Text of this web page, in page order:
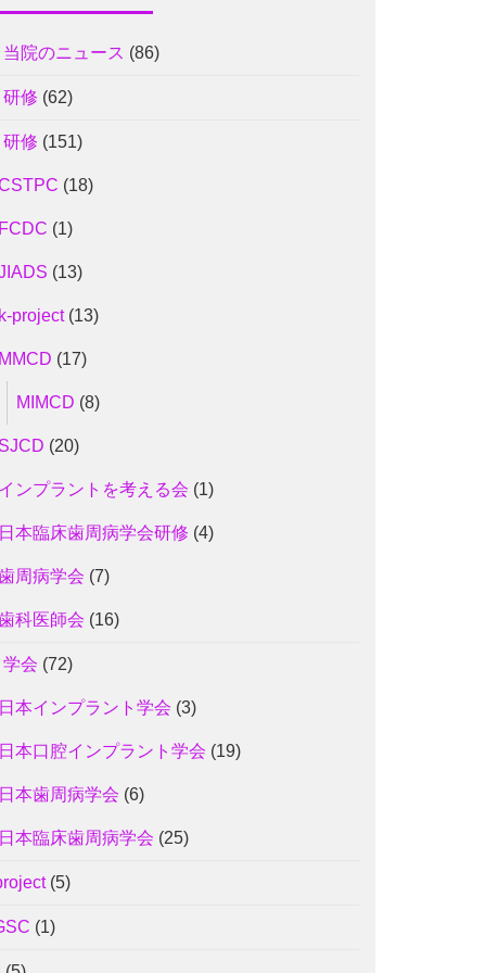
院のニュース (86)
修 (62)
修 (151)
(18)
FCDC (1)
(13)
k-project(13)
MMCD (17)
MIMCD (8)
SJCD (20)
インプラントを考える会 (1)
日本臨床歯周病学会研修 (4)
周病学会 (7)
科医師会 (16)
会 (72)
日本インプラント学会 (3)
日本口腔インプラント学会 (19)
日本歯周病学会 (6)
日本臨床歯周病学会 (25)
(5)
(1)